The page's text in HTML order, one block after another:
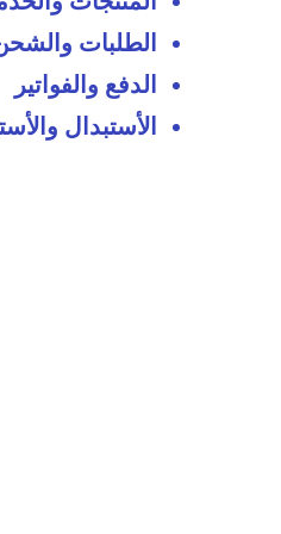
الطلبات
الدفع والفواتير
الأستبدال